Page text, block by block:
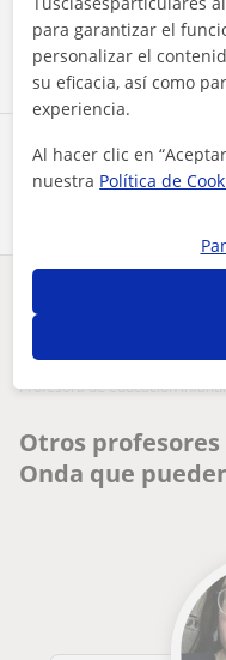
Comparte a este
¿Hay algún error
profesora de educación
Otros
Onda que
para garantizar el
personalizar el
su eficacia, así como
experiencia.
Al hacer clic en
nuestra Política de